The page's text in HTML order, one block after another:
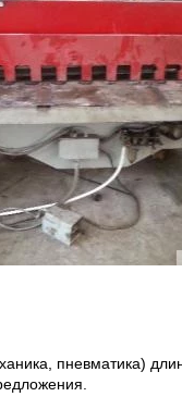
пневматика)